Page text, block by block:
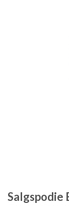
Salgspodie